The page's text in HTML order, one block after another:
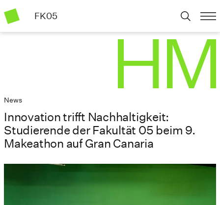
FK05
News
Innovation trifft Nachhaltigkeit:
Studierende der Fakultät 05 beim 9.
Makeathon auf Gran Canaria